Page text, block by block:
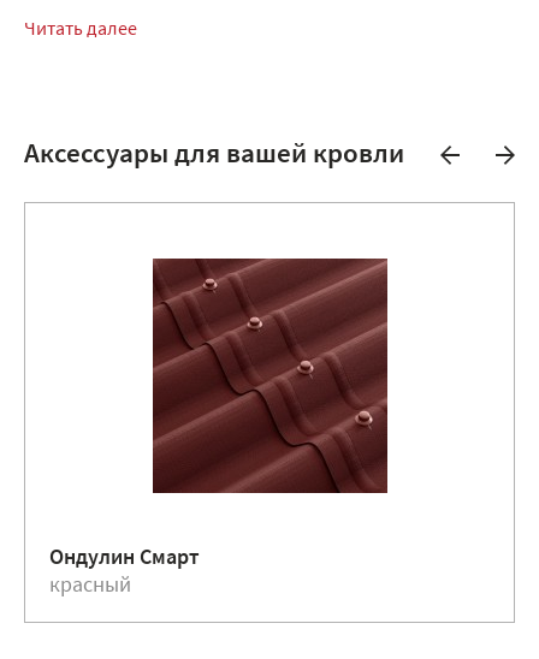
Читать далее
Аксессуары для вашей кровли
Ондулин Смарт
красный